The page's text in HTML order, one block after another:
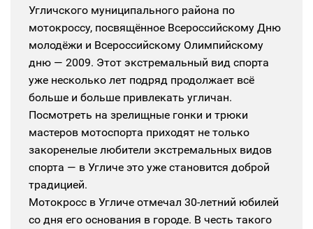
Угличского муниципального района по
мотокроссу, посвящённое Всероссийскому Дню
молодёжи и Всероссийскому Олимпийскому
дню — 2009. Этот экстремальный вид спорта
уже несколько лет подряд продолжает всё
больше и больше привлекать угличан.
Посмотреть на зрелищные гонки и трюки
мастеров мотоспорта приходят не только
закоренелые любители экстремальных видов
спорта — в Угличе это уже становится доброй
традицией.
Мотокросс в Угличе отмечал 30-летний юбилей
со дня его основания в городе. В честь такого